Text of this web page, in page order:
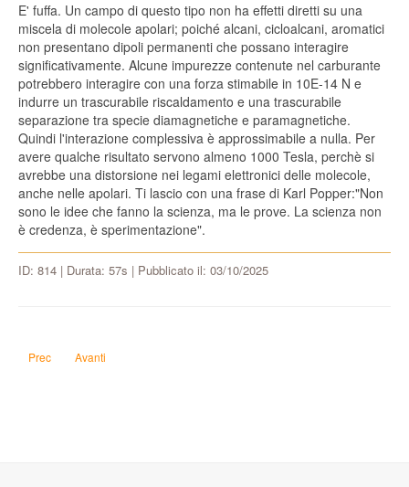
E' fuffa. Un campo di questo tipo non ha effetti diretti su una
miscela di molecole apolari; poiché alcani, cicloalcani, aromatici
non presentano dipoli permanenti che possano interagire
significativamente. Alcune impurezze contenute nel carburante
potrebbero interagire con una forza stimabile in 10E-14 N e
indurre un trascurabile riscaldamento e una trascurabile
separazione tra specie diamagnetiche e paramagnetiche.
Quindi l'interazione complessiva è approssimabile a nulla. Per
avere qualche risultato servono almeno 1000 Tesla, perchè si
avrebbe una distorsione nei legami elettronici delle molecole,
anche nelle apolari. Ti lascio con una frase di Karl Popper:"Non
sono le idee che fanno la scienza, ma le prove. La scienza non
è credenza, è sperimentazione".
ID: 814 | Durata: 57s | Pubblicato il: 03/10/2025
Articolo precedente: Come cancellare i database dell'Agenzia delle Entrate
Prec Articolo successivo: Come rendere Chieti capitale del nuovo
Avanti